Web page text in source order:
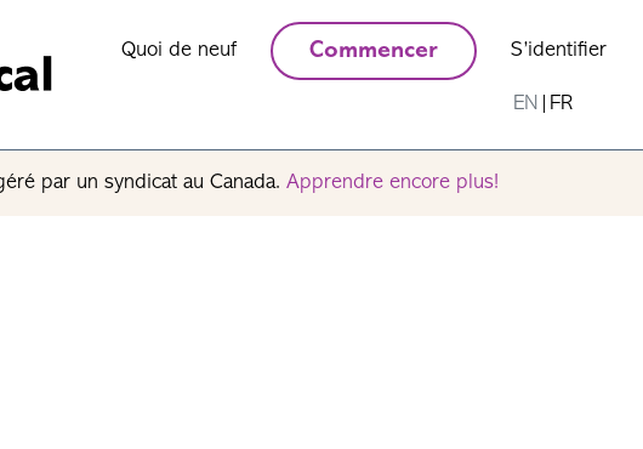
Quoi de neuf Commencer S’identifier
EN FR
par un syndicat au Canada. Apprendre encore plus!